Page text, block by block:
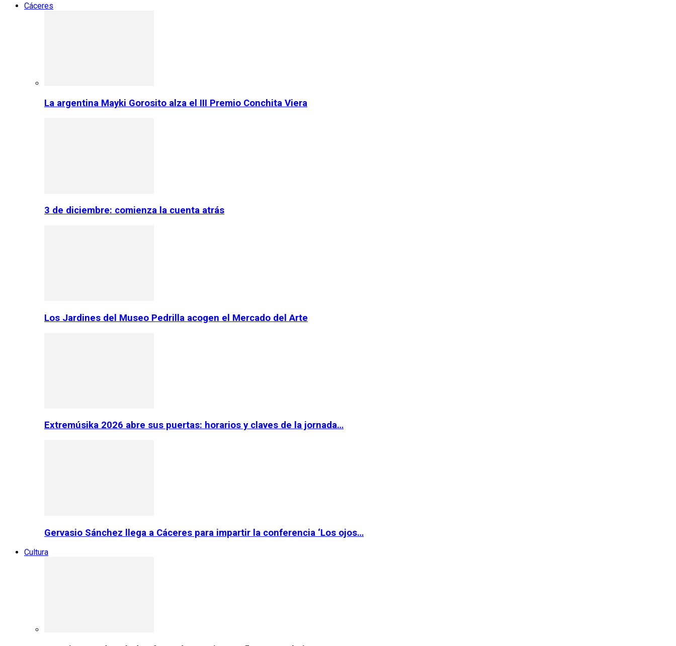
Cáceres
La argentina Mayki Gorosito alza el III Premio Conchita Viera
3 de diciembre: comienza la cuenta atrás
Los Jardines del Museo Pedrilla acogen el Mercado del Arte
Extremúsika 2026 abre sus puertas: horarios y claves de la jornada…
Gervasio Sánchez llega a Cáceres para impartir la conferencia ‘Los ojos…
Cultura